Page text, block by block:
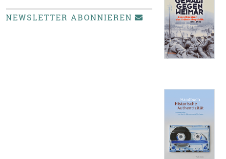
NEWSLETTER ABONNIEREN